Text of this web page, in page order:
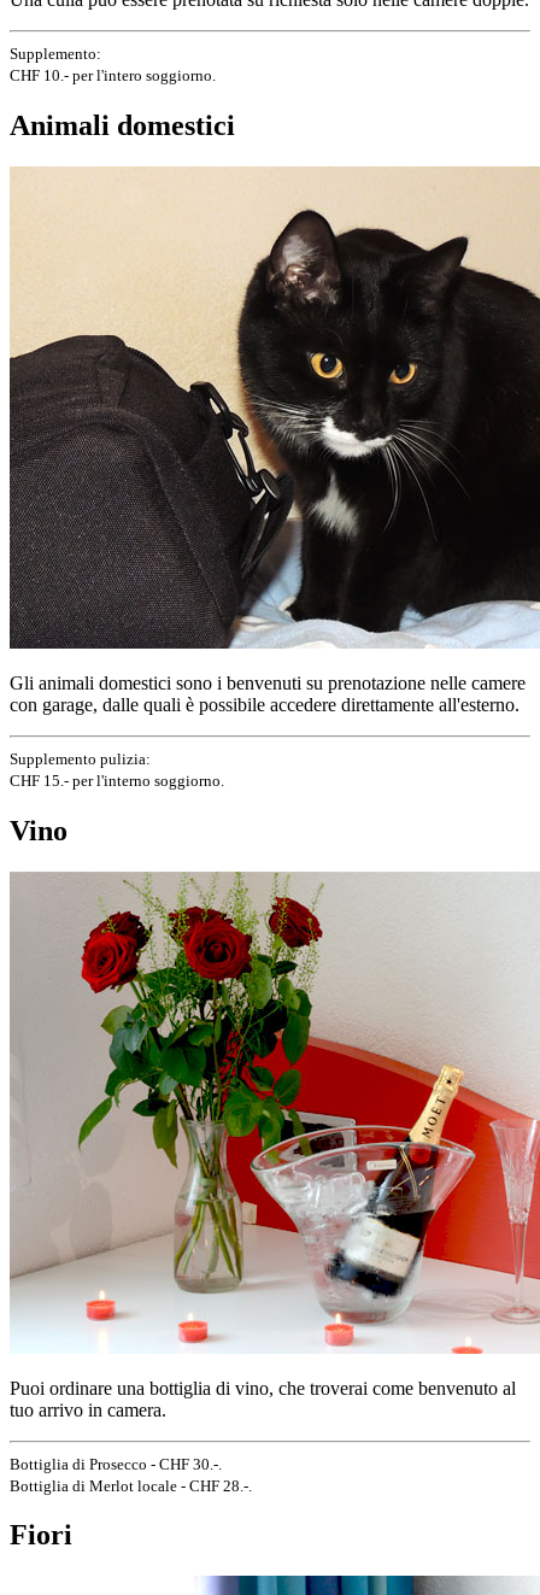
Supplemento:
CHF 10.- per l'intero soggiorno.
Animali domestici
Gli animali domestici sono i benvenuti su prenotazione nelle camere
con garage, dalle quali è possibile accedere direttamente all'esterno.
Supplemento pulizia:
CHF 15.- per l'interno soggiorno.
Vino
Puoi ordinare una bottiglia di vino, che troverai come benvenuto al
tuo arrivo in camera.
Bottiglia di Prosecco - CHF 30.-.
Bottiglia di Merlot locale - CHF 28.-.
Fiori